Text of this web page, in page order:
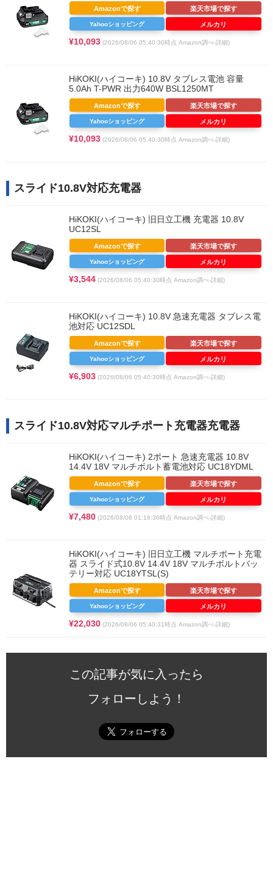
¥10,093 (2026/08/06 05:40:30時点 Amazon調べ-詳細)
Amazonで探す 楽天市場で探す
Yahooショッピング メルカリ
HiKOKI(ハイコーキ) 10.8V タブレス電池 容量
5.0Ah T-PWR 出力640W BSL1250MT
¥10,093 (2026/08/06 05:40:30時点 Amazon調べ-詳細)
Amazonで探す 楽天市場で探す
Yahooショッピング メルカリ
スライド10.8V対応充電器
HiKOKI(ハイコーキ) 旧日立工機 充電器 10.8V
UC12SL
¥3,544 (2026/08/06 05:40:30時点 Amazon調べ-詳細)
Amazonで探す 楽天市場で探す
Yahooショッピング メルカリ
HiKOKI(ハイコーキ) 10.8V 急速充電器 タブレス電
池対応 UC12SDL
¥6,903 (2026/08/06 05:40:30時点 Amazon調べ-詳細)
Amazonで探す 楽天市場で探す
Yahooショッピング メルカリ
スライド10.8V対応マルチポート充電器充電器
HiKOKI(ハイコーキ) 2ポート 急速充電器 10.8V
14.4V 18V マルチボルト蓄電池対応 UC18YDML
¥7,480 (2026/08/06 01:18:36時点 Amazon調べ-詳細)
Amazonで探す 楽天市場で探す
Yahooショッピング メルカリ
HiKOKI(ハイコーキ) 旧日立工機 マルチポート充電
器 スライド式10.8V 14.4V 18V マルチボルトバッ
テリー対応 UC18YTSL(S)
¥22,030 (2026/08/06 05:40:31時点 Amazon調べ-詳細)
Amazonで探す 楽天市場で探す
Yahooショッピング メルカリ
この記事が気に入ったら
フォローしよう！